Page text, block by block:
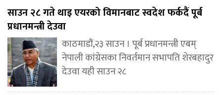
साउन २८ गते थाइ एयरको विमानबाट स्वदेश फर्कदैं पूर्ब
प्रधानमन्त्री देउवा
काठमाडौं,२३ साउन । पूर्ब प्रधानमन्त्री एबम्
नेपाली कांग्रेसका निवर्तमान सभापति शेरबहादुर
देउवा यही साउन २८